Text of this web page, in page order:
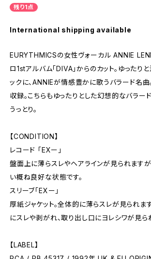
残り1点
International shipping available
EURYTHMICSの女性ヴォーカル ANNIE
ロ1stアルバム「DIVA」からのカット。ゆったり
ックに、ANNIEが情感豊かに歌うバラード名
収録。こちらもゆったりとした幻想的なバラー
うっとり。
【CONDITION】
レコード 「EXー」
盤面上に薄らスレやヘアラインが見られますが
い概ね良好な状態です。
スリーブ「EXー」
厚紙ジャケット。全体的に薄らスレが見られま
にスレや剥がれ、取り出し口にヨレシワが見ら
【LABEL】